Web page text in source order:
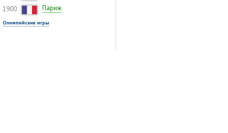
1900
Париж
Олимпийские игры